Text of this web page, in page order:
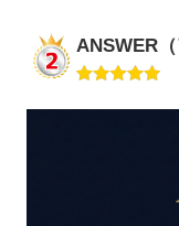
ANSWER（